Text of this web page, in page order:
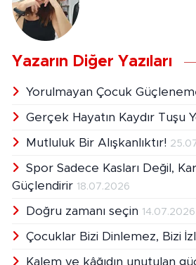
Yazarın Diğer Yazıları
Yorulmayan Çocuk
Gerçek Hayatın Kaydır Tuşu
Mutluluk Bir Alışkanlıktır!
Spor Sadece Kasları Değil,
Güçlendirir 18.07.2026
Doğru zamanı seçin 14.07.2026
Çocuklar Bizi Dinlemez, Bizi
Kalem ve kâğıdın unutulan